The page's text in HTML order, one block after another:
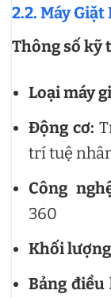
2.2. Máy Giặt
Thông số kỹ
Loại máy
Động cơ:
trí tuệ
Công
360
Khối
Bảng điều